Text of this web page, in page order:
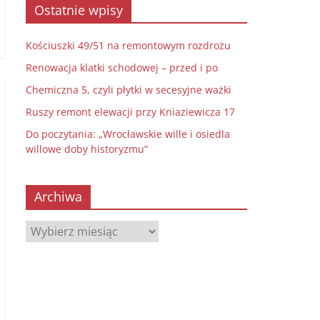
Ostatnie wpisy
Kościuszki 49/51 na remontowym rozdrożu
Renowacja klatki schodowej – przed i po
Chemiczna 5, czyli płytki w secesyjne ważki
Ruszy remont elewacji przy Kniaziewicza 17
Do poczytania: „Wrocławskie wille i osiedla
willowe doby historyzmu”
Archiwa
Archiwa